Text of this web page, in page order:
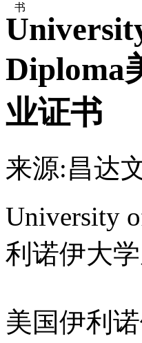
书
Diploma
业证书
来源:昌达
University
利诺伊大
美国伊利